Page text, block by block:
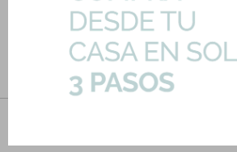
Síguenos en las redes
  